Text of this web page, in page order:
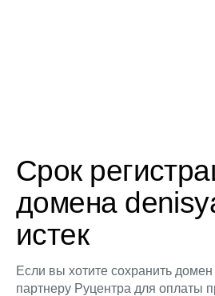
Срок
домена
истек
Если вы хотите сохранить
партнеру Руцентра для оплаты